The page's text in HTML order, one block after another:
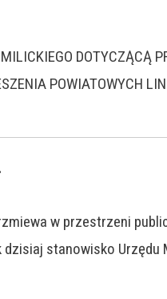
DOTYCZĄCĄ
POWIATOWYCH
w przestrzeni
dzisiaj stanowisko Urzędu